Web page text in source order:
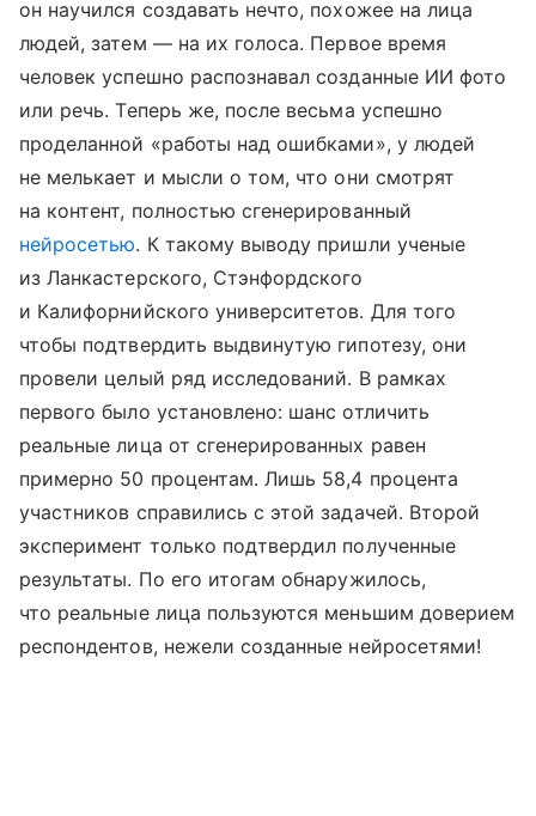
он научился создавать нечто, похожее на лица
людей, затем — на их голоса. Первое время
человек успешно распознавал созданные ИИ фото
или речь. Теперь же, после весьма успешно
проделанной «работы над ошибками», у людей
не мелькает и мысли о том, что они смотрят
на контент, полностью сгенерированный
нейросетью. К такому выводу пришли ученые
из Ланкастерского, Стэнфордского
и Калифорнийского университетов. Для того
чтобы подтвердить выдвинутую гипотезу, они
провели целый ряд исследований. В рамках
первого было установлено: шанс отличить
реальные лица от сгенерированных равен
примерно 50 процентам. Лишь 58,4 процента
участников справились с этой задачей. Второй
эксперимент только подтвердил полученные
результаты. По его итогам обнаружилось,
что реальные лица пользуются меньшим доверием
респондентов, нежели созданные нейросетями!